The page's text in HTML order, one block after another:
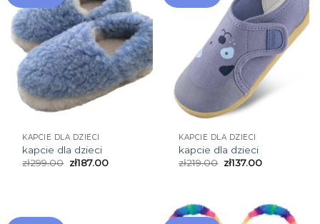
KAPCIE DLA DZIECI
kapcie dla dzieci
zł299.00 zł187.00
KAPCIE DLA DZIECI
kapcie dla dzieci
zł219.00 zł137.00